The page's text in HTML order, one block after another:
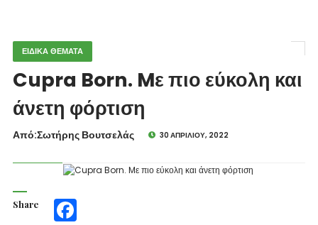
ΕΙΔΙΚΑ ΘΕΜΑΤΑ
Cupra Born. Mε πιο εύκολη και
άνετη φόρτιση
Από:Σωτήρης Βουτσελάς 30 ΑΠΡΙΛΊΟΥ, 2022
Share Facebook